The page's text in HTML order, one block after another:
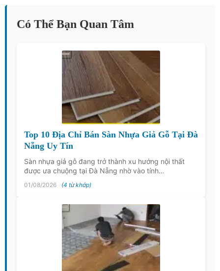
Có Thể Bạn Quan Tâm
Top 10 Địa Chỉ Bán Sàn Nhựa Giả Gỗ Tại Đà
Nẵng Uy Tín
Sàn nhựa giả gỗ đang trở thành xu hướng nội thất
được ưa chuộng tại Đà Nẵng nhờ vào tính…
01/08/2026 (4 từ khớp)